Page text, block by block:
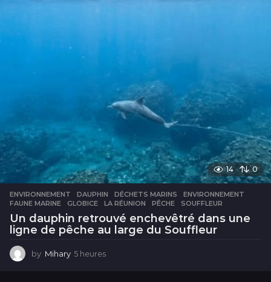
14 0
ENVIRONNEMENT DAUPHIN ,DÉCHETS MARINS ,ENVIRONNEMENT
FAUNE MARINE
,GLOBICE ,LA RÉUNION ,PÊCHE ,SOUFFLEUR
Un dauphin retrouvé enchevêtré dans une
ligne de pêche au large du Souffleur
by Mihary 5 heures